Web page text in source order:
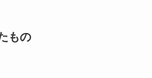
もの